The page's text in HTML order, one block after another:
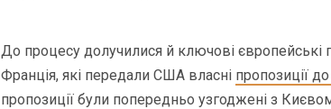
До процесу долучилися й ключові європейські
Франція, які передали США власні пропозиції
пропозиції були попередньо узгоджені з